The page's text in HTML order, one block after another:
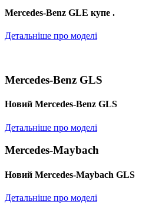
Mercedes-Benz GLE купе .
Детальніше про моделі
Mercedes-Benz GLS
Новий Mercedes-Benz GLS
Детальніше про моделі
Mercedes-Maybach
Новий Mercedes-Maybach GLS
Детальніше про моделі